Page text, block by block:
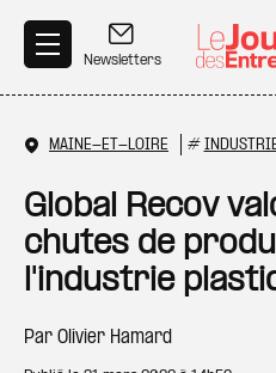
Newsletters
MAINE-ET-LOIRE #
Global Recov
chutes de
l'industrie
Par Olivier Hamard